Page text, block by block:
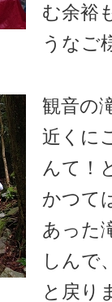
む余裕
うなご
観音の
近くに
んて！
かつて
あった
しんで
と戻り